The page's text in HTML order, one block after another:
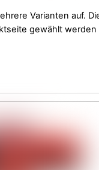
Varianten auf.
gewählt werden